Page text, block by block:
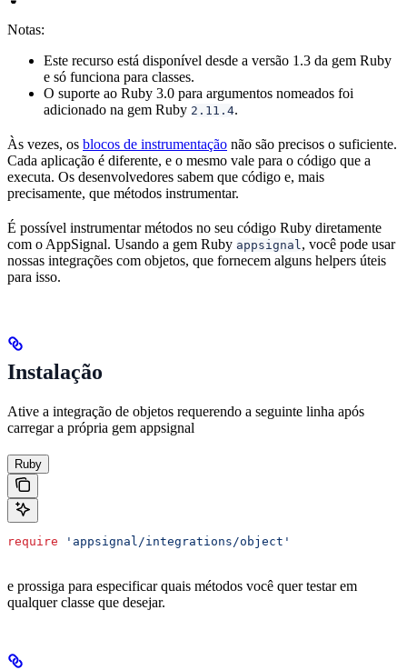
Notas:
Este recurso está disponível desde a versão 1.3 da gem Ruby
e só funciona para classes.
O suporte ao Ruby 3.0 para argumentos nomeados foi
adicionado na gem Ruby 2.11.4.
Às vezes, os blocos de instrumentação não são precisos o suficiente.
Cada aplicação é diferente, e o mesmo vale para o código que a
executa. Os desenvolvedores sabem que código e, mais
precisamente, que métodos instrumentar.
É possível instrumentar métodos no seu código Ruby diretamente
com o AppSignal. Usando a gem Ruby appsignal , você pode usar
nossas integrações com objetos, que fornecem alguns helpers úteis
para isso.
Instalação
Ative a integração de objetos requerendo a seguinte linha após
carregar a própria gem appsignal
Ruby
require 'appsignal/integrations/object'
e prossiga para especificar quais métodos você quer testar em
qualquer classe que desejar.